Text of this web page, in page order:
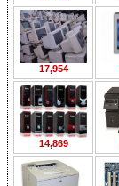
17,954
14,869